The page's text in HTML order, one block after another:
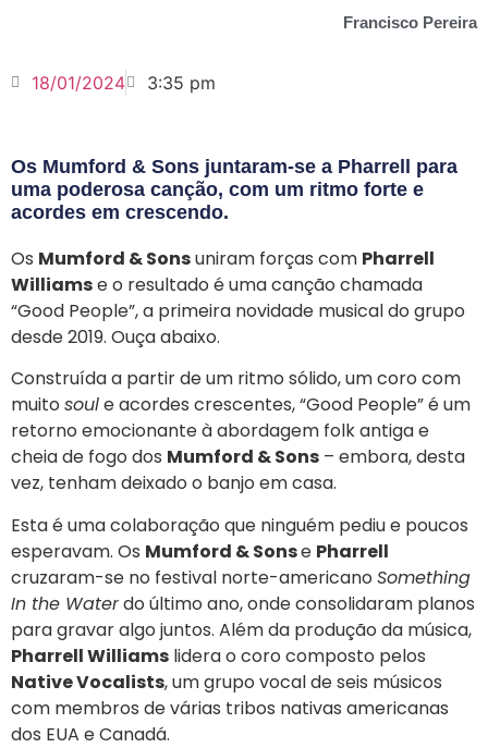
Francisco Pereira
18/01/2024 3:35 pm
Os Mumford & Sons juntaram-se a Pharrell para
uma poderosa canção, com um ritmo forte e
acordes em crescendo.
Os Mumford & Sonsuniram forças com Pharrell
Williamse o resultado é uma canção chamada
“Good People”, a primeira novidade musical do grupo
desde 2019. Ouça abaixo.
Construída a partir de um ritmo sólido, um coro com
muito soule acordes crescentes, “Good People” é um
retorno emocionante à abordagem folk antiga e
cheia de fogo dos Mumford & Sons – embora, desta
vez, tenham deixado o banjo em casa.
Esta é uma colaboração que ninguém pediu e poucos
esperavam. Os Mumford & Sonse Pharrell
cruzaram-se no festival norte-americano Something
In the Waterdo último ano, onde consolidaram planos
para gravar algo juntos. Além da produção da música,
Pharrell Williams lidera o coro composto pelos
Native Vocalists, um grupo vocal de seis músicos
com membros de várias tribos nativas americanas
dos EUA e Canadá.